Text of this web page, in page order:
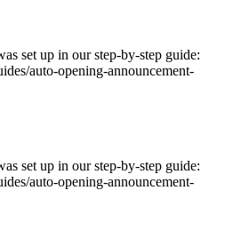
set up in our step-by-step guide:
auto-opening-announcement-
set up in our step-by-step guide:
auto-opening-announcement-